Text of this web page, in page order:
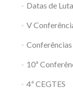
Datas de
V
Conferências
10ª
4ª CEGTES